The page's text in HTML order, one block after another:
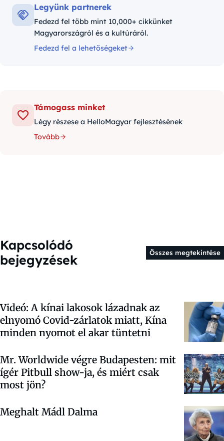
Legyünk partnerek
Fedezd fel több mint 10,000+ cikkünket
Magyarországról és a kultúráról.
Fedezd fel a lehetőségeket
Támogass minket
Légy részese a HelloMagyar fejlesztésének
Tovább
Kapcsolódó
bejegyzések
Összes megtekintése
Videó: A kínai lakosok lázadnak az
elnyomó Covid-zárlatok miatt, Kína
minden nyomot el akar tüntetni
Mr. Worldwide végre Budapesten: mit
ígér Pitbull show-ja, és miért csak
most jön?
Meghalt Mádl Dalma